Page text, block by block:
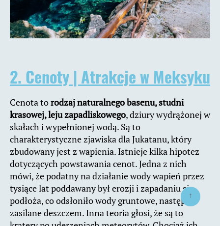
2. Cenoty | Atrakcje w Meksyku
Cenota torodzaj naturalnego basenu, studni
krasowej, leju zapadliskowego, dziury wydrążonej w
skałach i wypełnionej wodą. Są to
charakterystyczne zjawiska dla Jukatanu, który
zbudowany jest z wapienia. Istnieje kilka hipotez
dotyczących powstawania cenot. Jedna z nich
mówi, że podatny na działanie wody wapień przez
tysiące lat poddawany był erozji i zapadaniu się
podłoża, co odsłoniło wody gruntowe, następnie
zasilane deszczem. Inna teoria głosi, że są to
↑